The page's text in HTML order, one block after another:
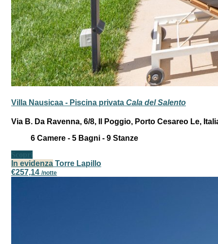
Villa Nausicaa - Piscina privata Cala del Salento
Via B. Da Ravenna, 6/8, Il Poggio, Porto Cesareo Le,
6 Camere - 5 Bagni - 9 Stanze
In evidenza Torre Lapillo
€257,14 /notte